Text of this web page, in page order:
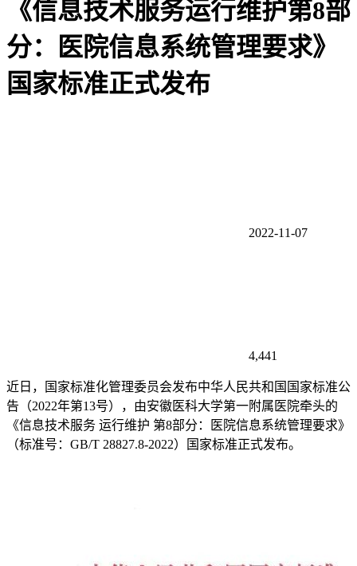
《信息技术服务运行维护第8部
分：医院信息系统管理要求》
国家标准正式发布
2022-11-07
4,441
近日，国家标准化管理委员会发布中华人民共和国国家标准公
告（2022年第13号），由安徽医科大学第一附属医院牵头的
《信息技术服务 运行维护 第8部分：医院信息系统管理要求》
（标准号：GB/T 28827.8-2022）国家标准正式发布。